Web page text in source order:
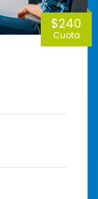
$240
Cuota